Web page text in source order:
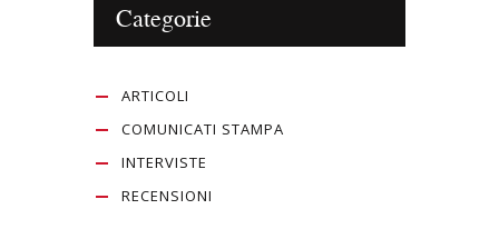
Categorie
ARTICOLI
COMUNICATI STAMPA
INTERVISTE
RECENSIONI